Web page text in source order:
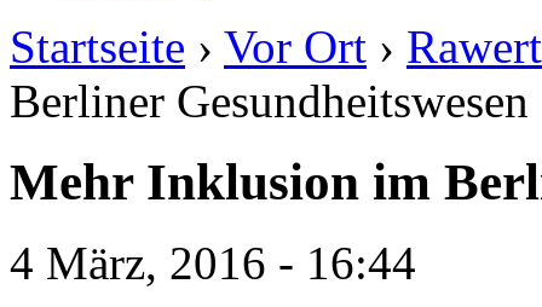
Startseite › Vor Ort ›
Berliner Gesundheitswesen
Mehr Inklusion im
4 März, 2016 - 16:44